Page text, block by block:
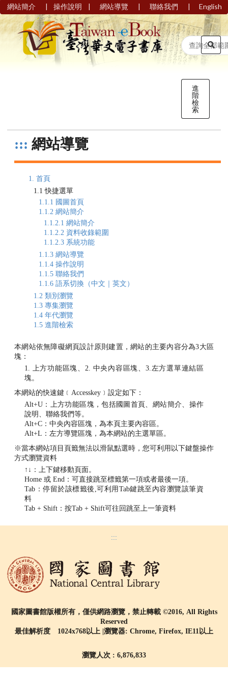
網站簡介 | 操作說明 | 網站導覽 | 聯絡我們 | English
進
階
檢
索
::: 網站導覽
1. 首頁
1.1 快捷選單
1.1.1 國圖首頁
1.1.2 網站簡介
1.1.2.1 網站簡介
1.1.2.2 資料收錄範圍
1.1.2.3 系統功能
1.1.3 網站導覽
1.1.4 操作說明
1.1.5 聯絡我們
1.1.6 語系切換（中文｜英文）
1.2 類別瀏覽
1.3 專集瀏覽
1.4 年代瀏覽
1.5 進階檢索
本網站依無障礙網頁設計原則建置，網站的主要內容分為3大區
塊：
1. 上方功能區塊、2. 中央內容區塊、3.左方選單連結區
塊。
本網站的快速鍵﹝Accesskey﹞設定如下：
Alt+U：上方功能區塊，包括國圖首頁、網站簡介、操作
說明、聯絡我們等。
Alt+C：中央內容區塊，為本頁主要內容區。
Alt+L：左方導覽區塊，為本網站的主選單區。
※當本網站項目頁籤無法以滑鼠點選時，您可利用以下鍵盤操作
方式瀏覽資料
↑↓：上下鍵移動頁面。
Home 或 End：可直接跳至標籤第一項或者最後一項。
Tab：停留於該標籤後,可利用Tab鍵跳至內容瀏覽該筆資
料
Tab + Shift：按Tab + Shift可往回跳至上一筆資料
:::
國家圖書館版權所有，僅供網路瀏覽，禁止轉載 ©2016, All Rights
Reserved
最佳解析度 1024x768以上 |瀏覽器: Chrome, Firefox, IE11以上
瀏覽人次 : 6,876,833